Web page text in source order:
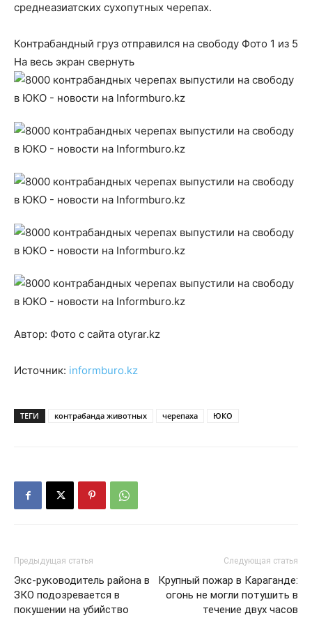
среднеазиатских сухопутных черепах.
Контрабандный груз отправился на свободу Фото 1 из 5
На весь экран свернуть
Автор: Фото с сайта otyrar.kz
Источник: informburo.kz
ТЕГИ контрабанда животных черепаха ЮКО
Предыдущая статья
Экс-руководитель района в
ЗКО подозревается в
покушении на убийство
Следующая статья
Крупный пожар в Караганде:
огонь не могли потушить в
течение двух часов